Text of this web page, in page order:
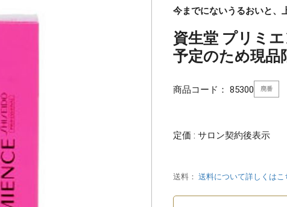
今までにないうるおいと、
資生堂 プリミ
予定のため現品
商品コード： 85300 廃番
定価 : サロン契約後表示
送料： 送料について詳しくはこ